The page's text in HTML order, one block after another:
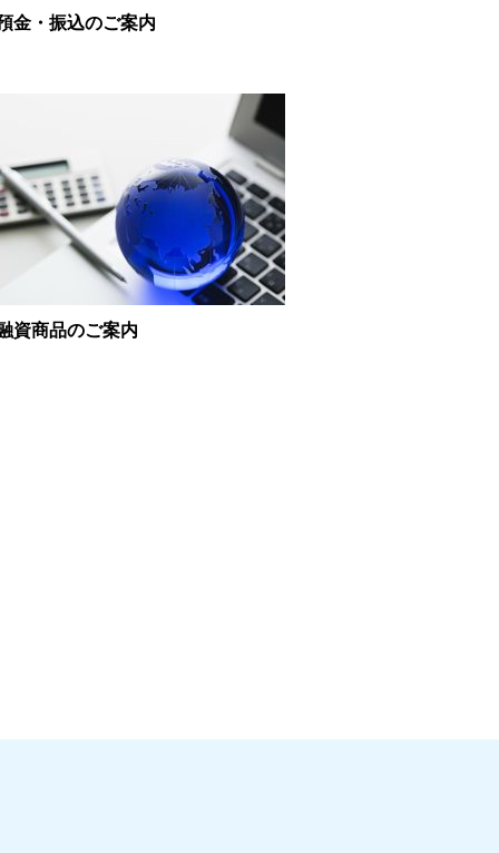
金・振込のご案内
資商品のご案内